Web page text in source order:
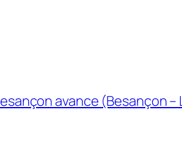
avance (Besançon